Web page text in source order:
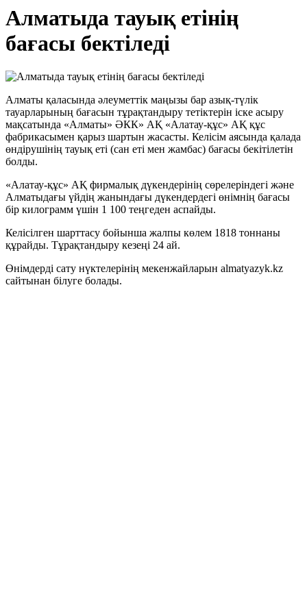
Алматыда тауық етінің
бағасы бектіледі
Алматы қаласында әлеуметтік маңызы бар азық-түлік
тауарларының бағасын тұрақтандыру тетіктерін іске асыру
мақсатында «Алматы» ӘКК» АҚ «Алатау-құс» АҚ құс
фабрикасымен қарыз шартын жасасты. Келісім аясында қалада
өндірушінің тауық еті (сан еті мен жамбас) бағасы бекітілетін
болды.
«Алатау-құс» АҚ фирмалық дүкендерінің сөрелеріндегі және
Алматыдағы үйдің жанындағы дүкендердегі өнімнің бағасы
бір килограмм үшін 1 100 теңгеден аспайды.
Келісілген шарттасу бойынша жалпы көлем 1818 тоннаны
құрайды. Тұрақтандыру кезеңі 24 ай.
Өнімдерді сату нүктелерінің мекенжайларын almatyazyk.kz
сайтынан білуге болады.